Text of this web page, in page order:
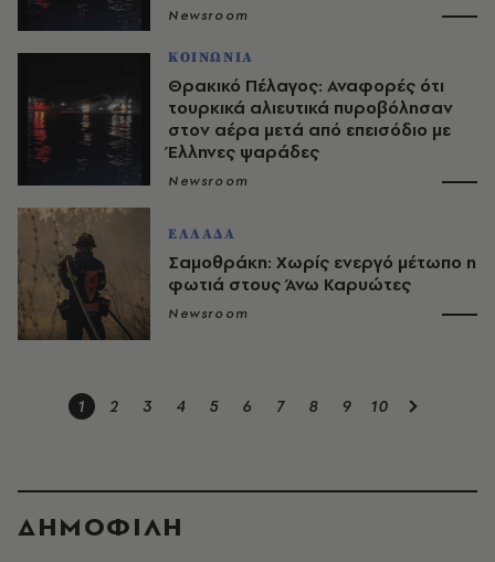
Newsroom
ΚΟΙΝΩΝΙΑ
Θρακικό Πέλαγος: Αναφορές ότι
τουρκικά αλιευτικά πυροβόλησαν
στον αέρα μετά από επεισόδιο με
Έλληνες ψαράδες
Newsroom
ΕΛΛΑΔΑ
Σαμοθράκη: Χωρίς ενεργό μέτωπο η
φωτιά στους Άνω Καρυώτες
Newsroom
1 2 3 4 5 6 7 8 9 10
ΔΗΜΟΦΙΛΗ